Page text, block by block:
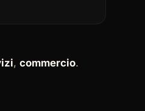
, commercio.